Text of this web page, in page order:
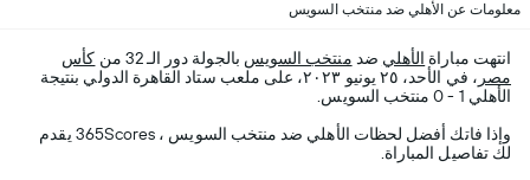
معلومات عن الأهلي ضد منتخب السويس
انتهت مباراة الأهلي ضد منتخب السويس بالجولة دور الـ 32 من
كأس
مصر
، في الأحد، ٢٥ يونيو ٢٠٢٣، على ملعب ستاد القاهرة الدولي بنتيجة
الأهلي 1 - 0 منتخب السويس.
وإذا فاتك أفضل لحظات الأهلي ضد منتخب السويس ، 365Scores يقدم
لك تفاصيل المباراة.